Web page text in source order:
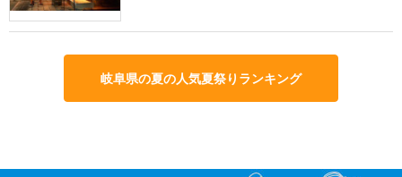
岐阜県の夏の人気夏祭りランキング